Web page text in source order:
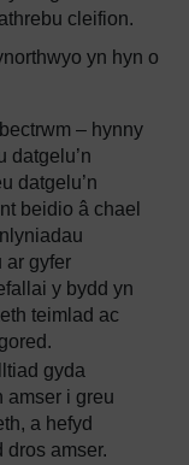
cleifion.
yn hyn o
– hynny
datgelu’n
datgelu’n
beidio â chael
ar gyfer
y bydd yn
teimlad ac
gyda
amser i greu
a hefyd
dros amser.